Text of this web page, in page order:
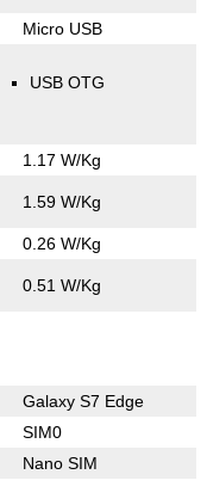
Micro USB
USB OTG
1.17 W/Kg
1.59 W/Kg
0.26 W/Kg
0.51 W/Kg
Galaxy S7 Edge
SIM0
Nano SIM